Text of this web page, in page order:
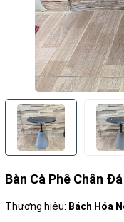
Bàn Cà Phê Chân
Thương hiệu: Bách Hóa